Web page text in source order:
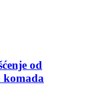
od
komada